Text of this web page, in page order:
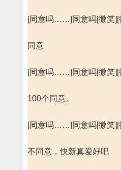
[同意吗……]同意吗[微笑][
同意
[同意吗……]同意吗[微笑][
100个同意。
[同意吗……]同意吗[微笑][
不同意，快新真爱好吧